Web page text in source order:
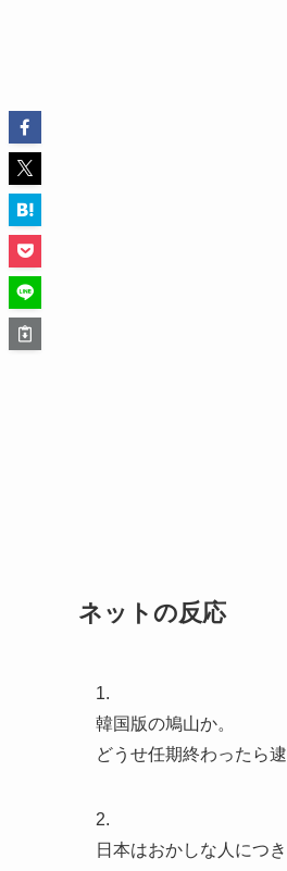
ネットの反応
1.
韓国版の鳩山か。
どうせ任期終わったら
2.
日本はおかしな人につ